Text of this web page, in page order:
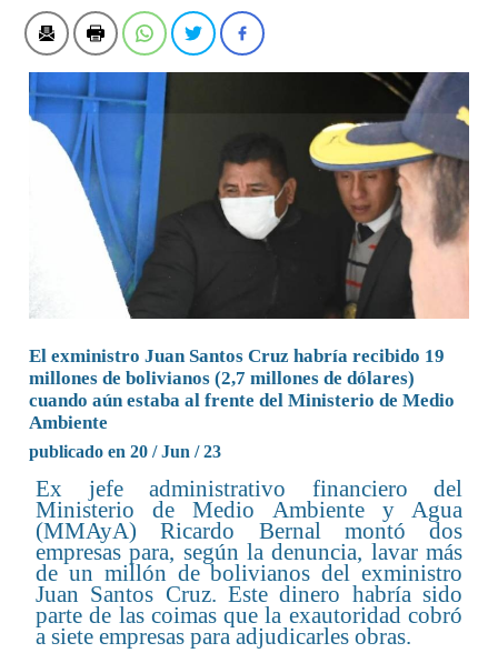
El exministro Juan Santos Cruz habría recibido 19
millones de bolivianos (2,7 millones de dólares)
cuando aún estaba al frente del Ministerio de Medio
Ambiente
publicado en 20 / Jun / 23
Ex jefe administrativo financiero del
Ministerio de Medio Ambiente y Agua
(MMAyA) Ricardo Bernal montó dos
empresas para, según la denuncia, lavar más
de un millón de bolivianos del exministro
Juan Santos Cruz. Este dinero habría sido
parte de las coimas que la exautoridad cobró
a siete empresas para adjudicarles obras.